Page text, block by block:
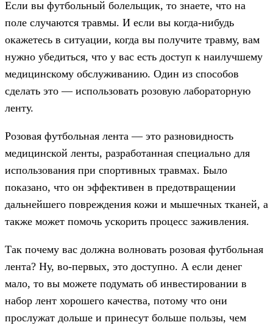
Если вы футбольный болельщик, то знаете, что на
поле случаются травмы. И если вы когда-нибудь
окажетесь в ситуации, когда вы получите травму, вам
нужно убедиться, что у вас есть доступ к наилучшему
медицинскому обслуживанию. Один из способов
сделать это — использовать розовую лабораторную
ленту.
Розовая футбольная лента — это разновидность
медицинской ленты, разработанная специально для
использования при спортивных травмах. Было
показано, что он эффективен в предотвращении
дальнейшего повреждения кожи и мышечных тканей, а
также может помочь ускорить процесс заживления.
Так почему вас должна волновать розовая футбольная
лента? Ну, во-первых, это доступно. А если денег
мало, то вы можете подумать об инвестировании в
набор лент хорошего качества, потому что они
прослужат дольше и принесут больше пользы, чем